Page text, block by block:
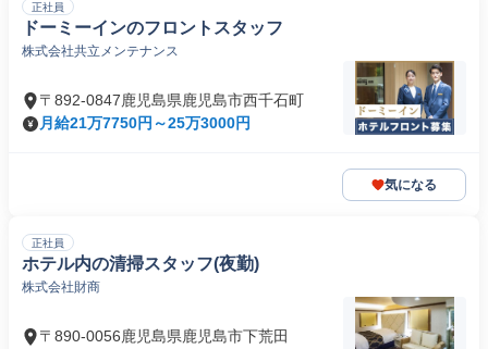
正社員
ドーミーインのフロントスタッフ
株式会社共立メンテナンス
〒892-0847鹿児島県鹿児島市西千石町
月給21万7750円～25万3000円
気になる
正社員
ホテル内の清掃スタッフ(夜勤)
株式会社財商
〒890-0056鹿児島県鹿児島市下荒田